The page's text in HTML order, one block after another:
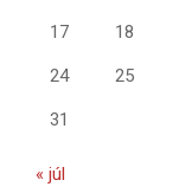
17 18
24 25
31
« júl